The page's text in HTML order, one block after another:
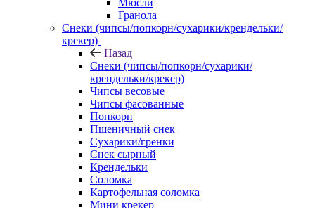
Мюсли
Гранола
Снеки (чипсы/попкорн/сухарики/крендельки/
крекер)
Назад
Снеки (чипсы/попкорн/сухарики/
крендельки/крекер)
Чипсы весовые
Чипсы фасованные
Попкорн
Пшеничный снек
Сухарики/гренки
Снек сырный
Крендельки
Соломка
Картофельная соломка
Мини крекер